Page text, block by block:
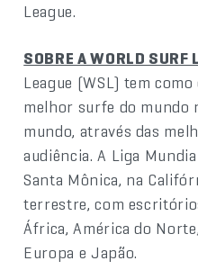
League.
SOBRE A WORLD SURF
League (WSL) tem
melhor surfe do mundo
mundo, através das
audiência. A Liga
Santa Mônica, na
terrestre, com
África, América do
Europa e Japão.